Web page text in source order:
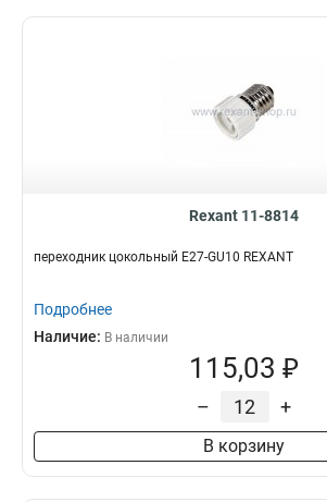
Rexant 11-8814
переходник цокольный Е27-GU10 REXANT
Подробнее
Наличие: В наличии
115,03 ₽
– +
В корзину